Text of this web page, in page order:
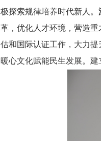
极探索规律培养时代新人。
革，优化人才环境，营造重
估和国际认证工作，大力提
暖心文化赋能民生发展。